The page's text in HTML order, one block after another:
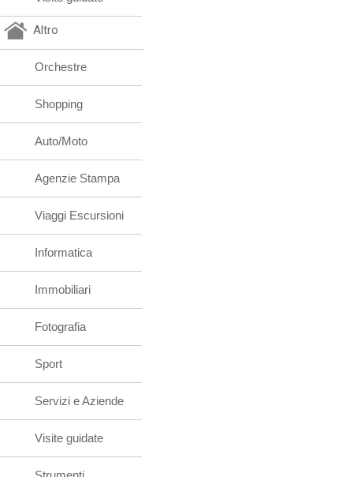
Altro
Orchestre
Shopping
Auto/Moto
Agenzie Stampa
Viaggi Escursioni
Informatica
Immobiliari
Fotografia
Sport
Servizi e Aziende
Visite guidate